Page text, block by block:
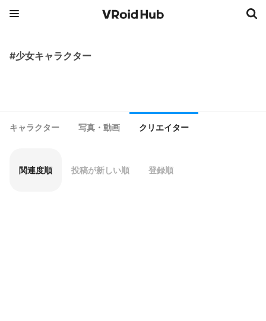
#少女キャラクター
キャラクター 写真・動画 クリエイター
関連度順 投稿が新しい順 登録順